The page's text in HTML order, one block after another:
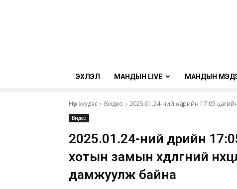
ЭХЛЭЛ МАНДЫН LIVE МАНДЫН
Нүүр хуудас Видео 2025.01.24-ний өдрийн 17:05
Видео
2025.01.24-ний өдрийн
хотын замын хөдөлгөөний
дамжуулж байна